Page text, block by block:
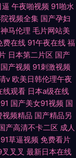
逼 午夜啪视频 91啪水
视频全集 国产孕妇
马伦理 毛片网站美
费在线 91午夜在线 福
日本第二片区 国产
产视频 91刺激视频
v 欧美日韩伦理午夜
线观看 日本a级在线
国产美女91视频 国
视频精品 国产精品另
产高清不卡二区 成人
91草逼视频 免费看片
叉叉 最新日本在线